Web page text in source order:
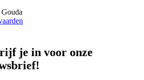
je in voor onze